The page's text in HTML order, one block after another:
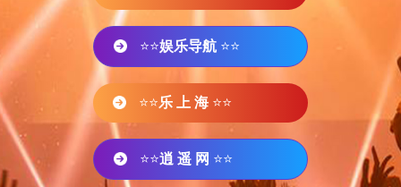
⭐⭐娱乐导航 ⭐⭐
⭐⭐乐 上 海 ⭐⭐
⭐⭐逍 遥 网 ⭐⭐